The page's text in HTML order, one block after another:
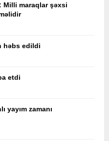
Milli maraqlar şəxsi
həbs edildi
etdi
yayım zamanı